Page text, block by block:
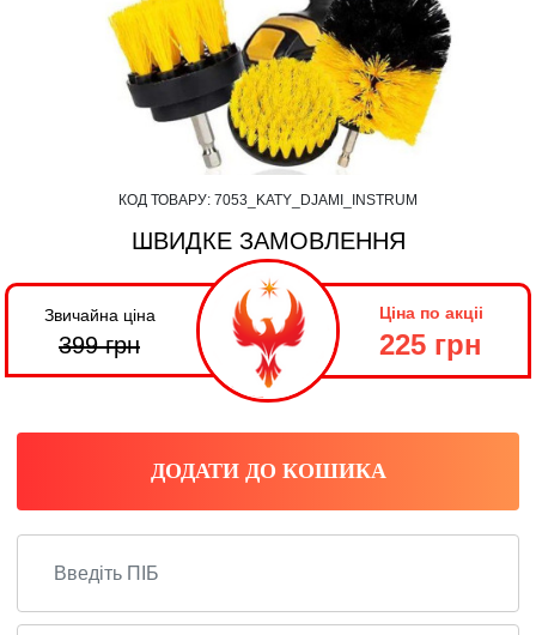
КОД ТОВАРУ: 7053_KATY_DJAMI_INSTRUM
ШВИДКЕ ЗАМОВЛЕННЯ
Звичайна ціна
399грн
Ціна по акціі
225 грн
ДОДАТИ ДО КОШИКА